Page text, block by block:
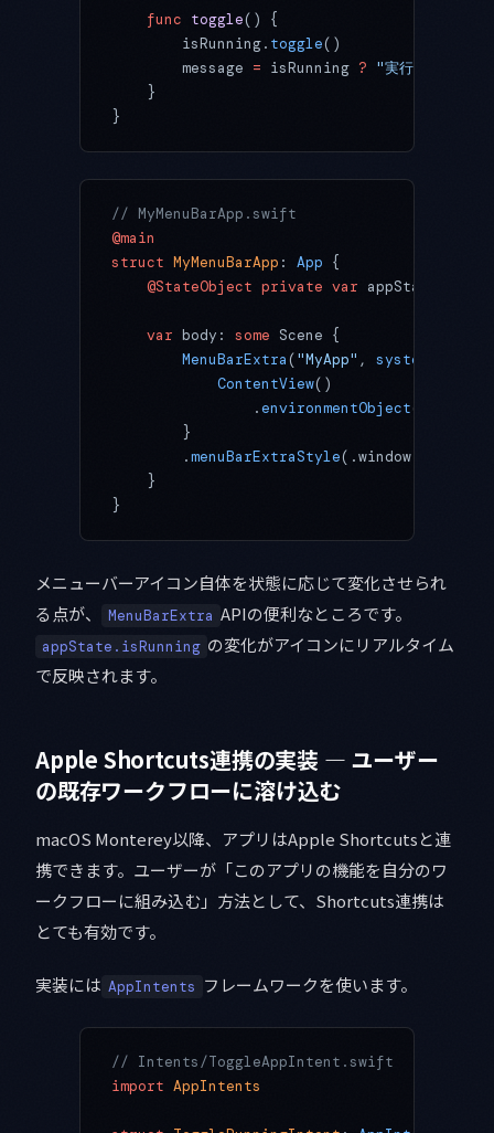
    func
toggle() {
        isRunning.
toggle()
        message
= isRunning ? "実行中"
    }
}
// MyMenuBarApp.swift
@main
struct MyMenuBarApp : App {
    @StateObject
private var appState
    var
body: some Scene {
        MenuBarExtra
("MyApp" , systemImage
            ContentView
()
                .
environmentObject
        }
        .
menuBarExtraStyle(.window)
    }
}
メニューバーアイコン自体を状態に応じて変化させられ
る点が、
MenuBarExtra APIの便利なところです。
appState.isRunning の変化がアイコンにリアルタイム
で反映されます。
Apple Shortcuts連携の実装 — ユーザー
の既存ワークフローに溶け込む
macOS Monterey以降、アプリはApple Shortcutsと連
携できます。ユーザーが「このアプリの機能を自分のワ
ークフローに組み込む」方法として、Shortcuts連携は
とても有効です。
実装には AppIntents フレームワークを使います。
// Intents/ToggleAppIntent.swift
import AppIntents